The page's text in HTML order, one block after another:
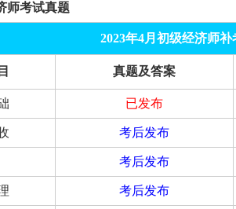
师考试真题
2023年4月初级经济师
真题及答案
已发布
考后发布
考后发布
考后发布